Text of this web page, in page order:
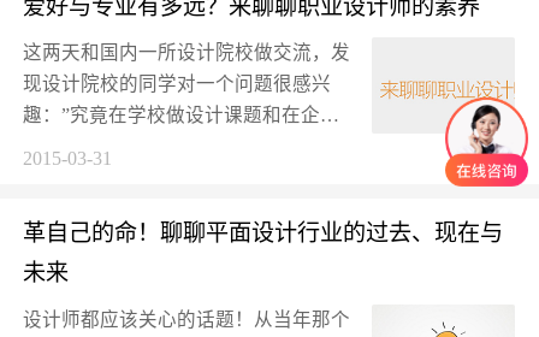
爱好与专业有多远？来聊聊职业设计师的素养
这两天和国内一所设计院校做交流，发
现设计院校的同学对一个问题很感兴
趣：”究竟在学校做设计课题和在企业
2015-03-31
革自己的命！聊聊平面设计行业的过去、现在与
未来
设计师都应该关心的话题！从当年那个